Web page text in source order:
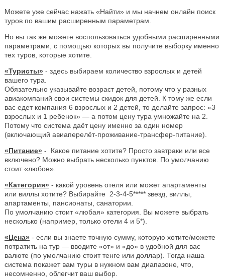
Можете уже сейчас нажать «Найти» и мы начнем онлайн поиск
туров по вашим расширенным параметрам.
Но вы так же можете воспользоваться удобными расширенными
параметрами, с помощью которых вы получите выборку именно
тех туров, которые хотите.
«Туристы» - здесь выбираем количество взрослых и детей
вашего тура.
Обязательно указывайте возраст детей, потому что у разных
авиакомпаний свои системы скидок для детей. К тому же если
вас едет компания 6 взрослых и 2 детей, то делайте запрос: «3
взрослых и 1 ребенок» — а потом цену тура умножайте на 2.
Потому что система даёт цену именно за один номер
(включающий авиаперелёт-проживание-трансфер-питание).
«Питание» - Какое питание хотите? Просто завтраки или все
включено? Можно выбрать несколько пунктов. По умолчанию
стоит «любое».
«Категория» - какой уровень отеля или может апартаменты
или виллы хотите? Выбирайте 2-3-4-5***** звезд, виллы,
апартаменты, пансионаты, санатории.
По умолчанию стоит «любая» категория. Вы можете выбрать
несколько (например, только отели 4 и 5*).
«Цена» - если вы знаете точную сумму, которую хотите/можете
потратить на тур — вводите «от» и «до» в удобной для вас
валюте (по умолчанию стоит тенге или доллар). Тогда наша
система покажет вам туры в нужном вам диапазоне, что,
несомненно, облегчит ваш выбор.